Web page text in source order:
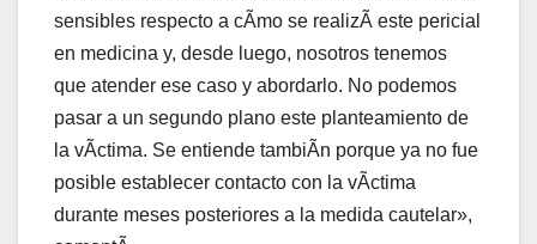
sensibles respecto a cÃmo se realizÃ este pericial
en medicina y, desde luego, nosotros tenemos
que atender ese caso y abordarlo. No podemos
pasar a un segundo plano este planteamiento de
la vÃctima. Se entiende tambiÃn porque ya no fue
posible establecer contacto con la vÃctima
durante meses posteriores a la medida cautelar»,